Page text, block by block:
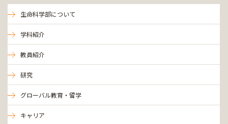
生命科学部について
学科紹介
教員紹介
研究
グローバル教育・留学
キャリア